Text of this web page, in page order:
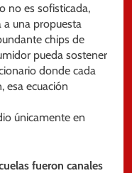
no es sofisticada,
a una propuesta
chips de
pueda sostener
donde cada
esa ecuación
únicamente en
fueron canales